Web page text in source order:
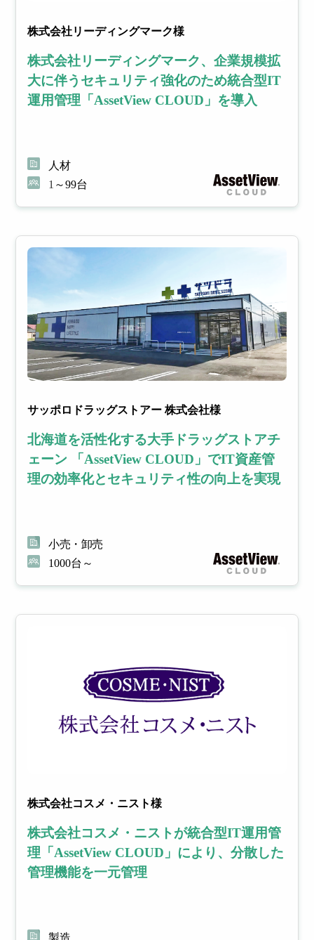
株式会社リーディングマーク様
株式会社リーディングマーク、企業規模拡
大に伴うセキュリティ強化のため統合型IT
運用管理「AssetView CLOUD」を導入
人材
1～99台
サッポロドラッグストアー 株式会社様
北海道を活性化する大手ドラッグストアチ
ェーン 「AssetView CLOUD」でIT資産管
理の効率化とセキュリティ性の向上を実現
小売・卸売
1000台～
株式会社コスメ・ニスト様
株式会社コスメ・ニストが統合型IT運用管
理「AssetView CLOUD」により、分散した
管理機能を一元管理
製造